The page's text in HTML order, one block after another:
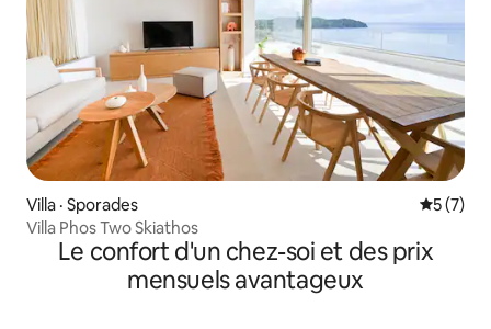
Villa · Sporades Note
5 (7)
Villa Phos Two Skiathos
Le confort d'un chez-soi et des prix
mensuels avantageux